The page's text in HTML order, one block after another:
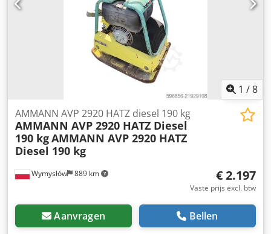
1 /8
Wymysłów 889 km
AMMANN AVP 2920 HATZ diesel 190 kg
AMMANN AVP 2920 HATZ Diesel
190 kgAMMANN AVP 2920 HATZ
Diesel 190 kg
€ 2.197
Vaste prijs excl. btw
Aanvragen Bellen